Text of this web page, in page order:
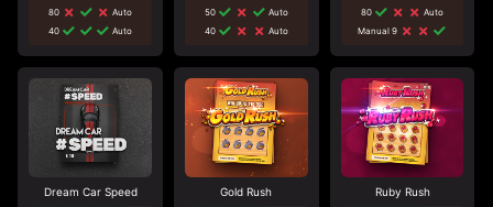
80
Auto
40
Auto
50
Auto
40
Auto
80
Auto
Manual 9
Dream Car Speed Gold Rush Ruby Rush